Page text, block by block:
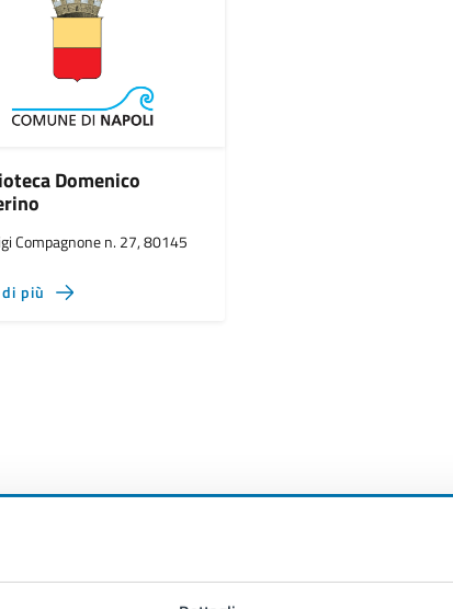
Domenico
Compagnone n. 27, 80145
più